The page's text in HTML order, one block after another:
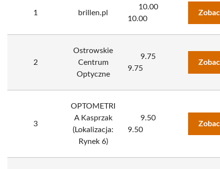
1 brillen.pl
10.00
10.00
2
Ostrowskie
Centrum
Optyczne
9.75
9.75
3
OPTOMETRI
A Kasprzak
(Lokalizacja:
Rynek 6)
9.50
9.50